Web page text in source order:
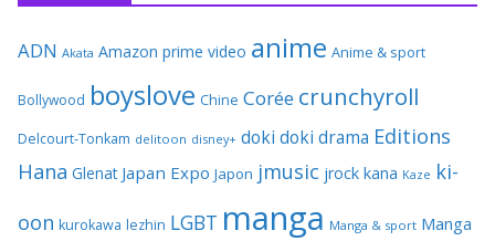
ADN Akata Amazon prime video anime Anime & sport
Bollywood boyslove Chine Corée crunchyroll
Delcourt-Tonkam delitoon disney+ doki doki drama Editions
Hana Glenat Japan Expo Japon jmusic jrock kana Kaze ki-
oon kurokawa lezhin LGBT manga Manga & sport Manga